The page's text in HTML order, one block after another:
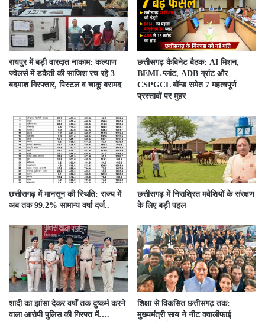
रायपुर में बड़ी वारदात नाकाम: कल्याण
ज्वेलर्स में डकैती की साजिश रच रहे 3
बदमाश गिरफ्तार, पिस्टल व चाकू बरामद
छत्तीसगढ़ कैबिनेट बैठक: AI मिशन,
BEML प्लांट, ADB ग्रांट और
CSPGCL बॉन्ड समेत 7 महत्वपूर्ण
प्रस्तावों पर मुहर
छत्तीसगढ़ में मानसून की स्थिति: राज्य में
अब तक 99.2% सामान्य वर्षा दर्ज..
छत्तीसगढ़ में निराश्रित मवेशियों के संरक्षण
के लिए बड़ी पहल
शादी का झांसा देकर वर्षों तक दुष्कर्म करने
वाला आरोपी पुलिस की गिरफ्त में….
शिक्षा से विकसित छत्तीसगढ़ तक:
मुख्यमंत्री साय ने नीट क्वालीफाई